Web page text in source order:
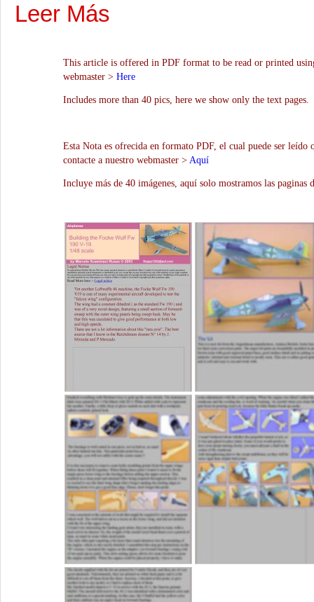
Leer Más
This article is offered in PDF format to be read or printed
webmaster > Here
Includes more than 40 pics, here we show only the text pages.
Esta Nota es ofrecida en formato PDF, el cual puede ser leído
contacte a nuestro webmaster > Aquí
Incluye más de 40 imágenes, aquí solo mostramos las paginas